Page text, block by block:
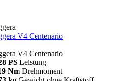
V4 Centenario
V4 Centenario
PS Leistung
Nm Drehmoment